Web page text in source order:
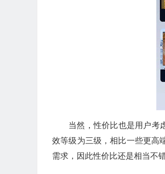
当然，性价比也是用户考
效等级为三级，相比一些更高
需求，因此性价比还是相当不错